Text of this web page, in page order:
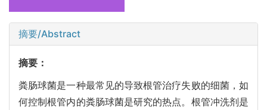
摘要/Abstract
摘要：
粪肠球菌是一种最常见的导致根管治疗失败的细菌，如
何控制根管内的粪肠球菌是研究的热点。根管冲洗剂是